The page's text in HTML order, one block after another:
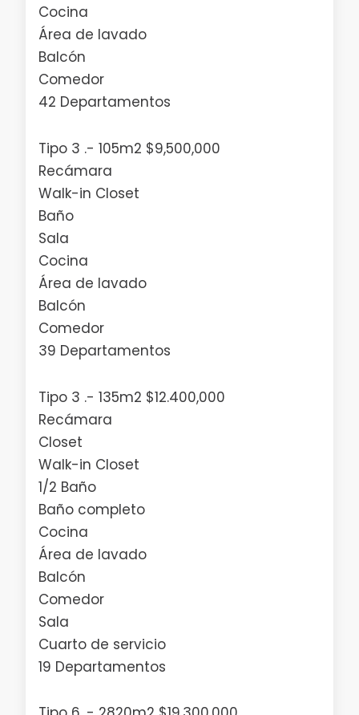
Cocina
Área de lavado
Balcón
Comedor
42 Departamentos
Tipo 3 .- 105m2 $9,500,000
Recámara
Walk-in Closet
Baño
Sala
Cocina
Área de lavado
Balcón
Comedor
39 Departamentos
Tipo 3 .- 135m2 $12.400,000
Recámara
Closet
Walk-in Closet
1/2 Baño
Baño completo
Cocina
Área de lavado
Balcón
Comedor
Sala
Cuarto de servicio
19 Departamentos